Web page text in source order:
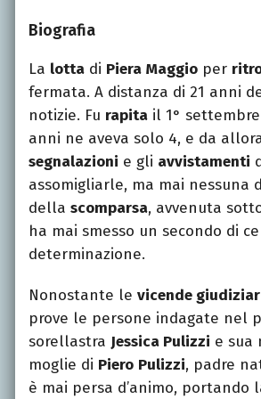
Biografia
La lotta di Piera Maggio per
fermata. A distanza di 21 anni
notizie. Fu rapita il 1°
anni ne aveva solo 4, e da
segnalazioni e gli avvistamenti
assomigliarle, ma mai nessuna
della scomparsa, avvenuta
ha mai smesso un secondo di
determinazione.
Nonostante le vicende
prove le persone indagate nel
sorellastra Jessica Pulizzi e sua
moglie di Piero Pulizzi, padre
è mai persa d’animo,